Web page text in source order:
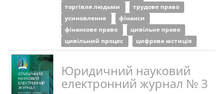
торгівля людьми
трудове право
усиновлення
фінанси
фінансове право
цивільне право
цивільний процес
цифрова юстиція
Юридичний науковий
електронний журнал № 3